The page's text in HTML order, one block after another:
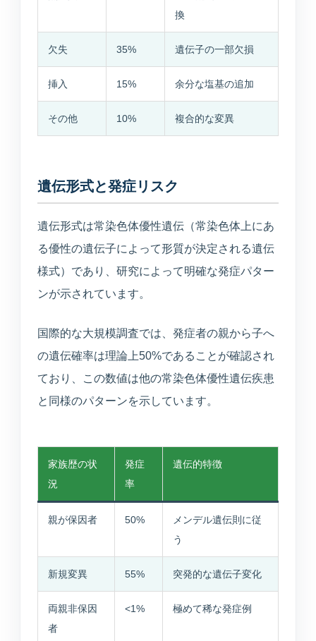
換
欠失 35% 遺伝子の一部欠損
挿入 15% 余分な塩基の追加
その他 10% 複合的な変異
遺伝形式と発症リスク
遺伝形式は常染色体優性遺伝（常染色体上にあ
る優性の遺伝子によって形質が決定される遺伝
様式）であり、研究によって明確な発症パター
ンが示されています。
国際的な大規模調査では、発症者の親から子へ
の遺伝確率は理論上50%であることが確認され
ており、この数値は他の常染色体優性遺伝疾患
と同様のパターンを示しています。
家族歴の状
況
発症
率
遺伝的特徴
親が保因者 50%
メンデル遺伝則に従
う
新規変異 55% 突発的な遺伝子変化
両親非保因
者
<1% 極めて稀な発症例